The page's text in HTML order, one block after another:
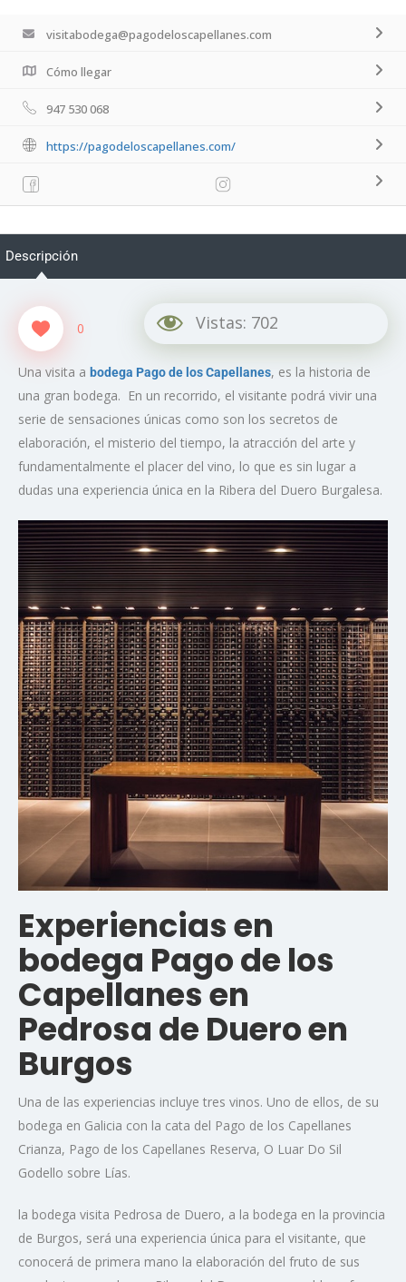
visitabodega@pagodeloscapellanes.com
Cómo llegar
947 530 068
https://pagodeloscapellanes.com/
Descripción
0 Vistas: 702
Una visita a bodega Pago de los Capellanes, es la historia de
una gran bodega. En un recorrido, el visitante podrá vivir una
serie de sensaciones únicas como son los secretos de
elaboración, el misterio del tiempo, la atracción del arte y
fundamentalmente el placer del vino, lo que es sin lugar a
dudas una experiencia única en la Ribera del Duero Burgalesa.
Experiencias en
bodega Pago de los
Capellanes en
Pedrosa de Duero en
Burgos
Una de las experiencias incluye tres vinos. Uno de ellos, de su
bodega en Galicia con la cata del Pago de los Capellanes
Crianza, Pago de los Capellanes Reserva, O Luar Do Sil
Godello sobre Lías.
la bodega visita Pedrosa de Duero, a la bodega en la provincia
de Burgos, será una experiencia única para el visitante, que
conocerá de primera mano la elaboración del fruto de sus